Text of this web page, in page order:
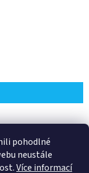
pohodlné
neustále
Více informací